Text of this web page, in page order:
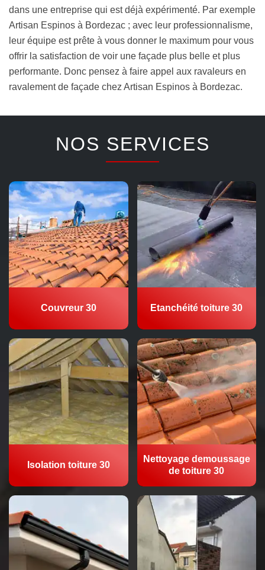
dans une entreprise qui est déjà expérimenté. Par exemple
Artisan Espinos à Bordezac ; avec leur professionnalisme,
leur équipe est prête à vous donner le maximum pour vous
offrir la satisfaction de voir une façade plus belle et plus
performante. Donc pensez à faire appel aux ravaleurs en
ravalement de façade chez Artisan Espinos à Bordezac.
NOS SERVICES
Couvreur 30 Etanchéité toiture 30
Isolation toiture 30
Nettoyage demoussage
de toiture 30